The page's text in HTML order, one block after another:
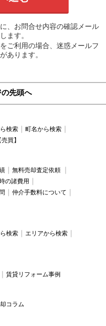
、お問合せ内容の確認メール
ます。
ご利用の場合、迷惑メールフ
あります。
先頭へ
検索
町名から検索
買】
無料売却査定依頼
の諸費用
仲介手数料について
検索
エリアから検索
賃貸リフォーム事例
コラム